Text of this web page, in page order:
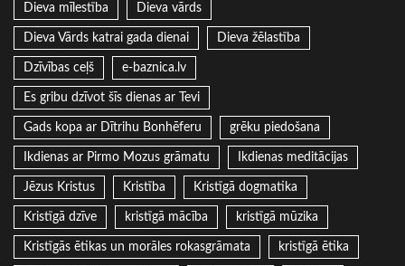
Dieva mīlestība Dieva vārds
Dieva Vārds katrai gada dienai Dieva žēlastība
Dzīvības ceļš e-baznica.lv
Es gribu dzīvot šīs dienas ar Tevi
Gads kopa ar Dītrihu Bonhēferu grēku piedošana
Ikdienas ar Pirmo Mozus grāmatu Ikdienas meditācijas
Jēzus Kristus Kristība Kristīgā dogmatika
Kristīgā dzīve kristīgā mācība kristīgā mūzika
Kristīgās ētikas un morāles rokasgrāmata kristīgā ētika